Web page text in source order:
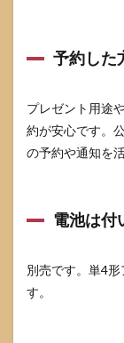
予約した
プレゼント用途
約が安心です。
の予約や通知を
電池は付
別売です。単4
す。